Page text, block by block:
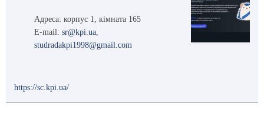
Адреса: корпус 1, кімната 165
E-mail: sr@kpi.ua,
studradakpi1998@gmail.com
https://sc.kpi.ua/